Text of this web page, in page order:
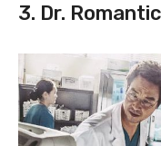
3. Dr.